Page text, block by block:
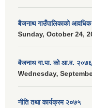
बैजनाथ गाउँपालिकाको
Sunday, October 24,
बैजनाथ गा.पा. को आ.व.
Wednesday,
नीति तथा कार्यक्रम २०७५